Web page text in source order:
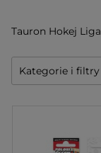
Tauron Hokej Liga
Kategorie i filtry